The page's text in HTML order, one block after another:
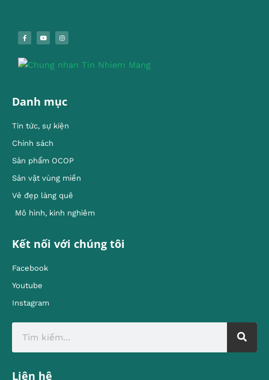
Danh mục
Tin tức, sự kiện
Chính sách
Sản phẩm OCOP
Sản vật vùng miền
Vẻ đẹp làng quê
Mô hình, kinh nghiêm
Kết nối với chúng tôi
Facebook
Youtube
Instagram
Liên hệ